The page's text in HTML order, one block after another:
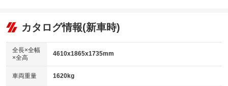
リフトアップ
：装備なし
：装備なし
パワーウィンドウ
アイドリングストップ
：装備なし
ビジュアル
：装備なし
：装備あり
革シート
キーレス
カタログ情報(新車時)
全長×全幅
×全高
4610x1865x1735mm
車両重量 1620kg